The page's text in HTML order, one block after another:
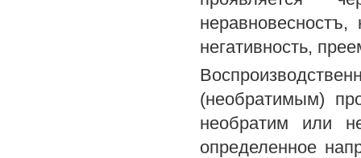
неравновесностъ,
негативность,
(необратимым)
необратим или
определенное